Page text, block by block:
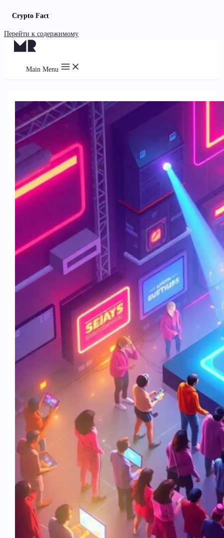
Crypto Fact
Перейти к содержимому
Main Menu